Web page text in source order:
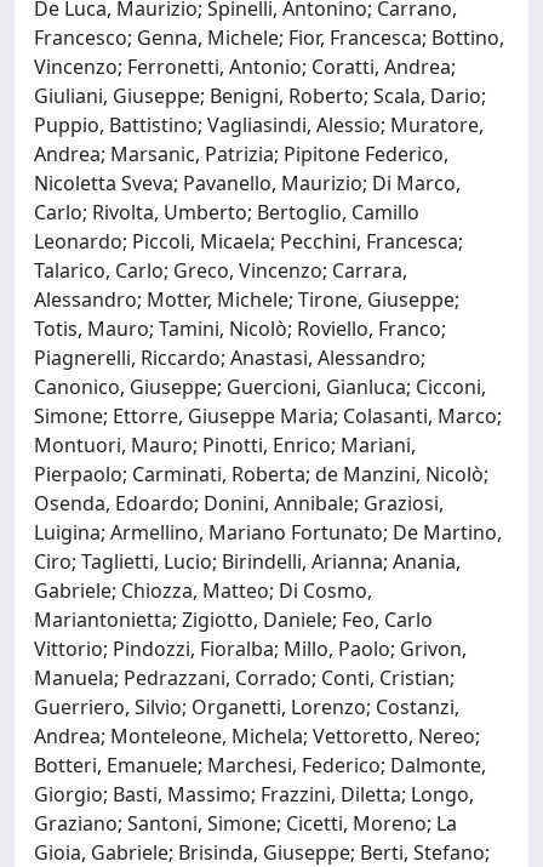
De Luca, Maurizio; Spinelli, Antonino; Carrano,
Francesco; Genna, Michele; Fior, Francesca; Bottino,
Vincenzo; Ferronetti, Antonio; Coratti, Andrea;
Giuliani, Giuseppe; Benigni, Roberto; Scala, Dario;
Puppio, Battistino; Vagliasindi, Alessio; Muratore,
Andrea; Marsanic, Patrizia; Pipitone Federico,
Nicoletta Sveva; Pavanello, Maurizio; Di Marco,
Carlo; Rivolta, Umberto; Bertoglio, Camillo
Leonardo; Piccoli, Micaela; Pecchini, Francesca;
Talarico, Carlo; Greco, Vincenzo; Carrara,
Alessandro; Motter, Michele; Tirone, Giuseppe;
Totis, Mauro; Tamini, Nicolò; Roviello, Franco;
Piagnerelli, Riccardo; Anastasi, Alessandro;
Canonico, Giuseppe; Guercioni, Gianluca; Cicconi,
Simone; Ettorre, Giuseppe Maria; Colasanti, Marco;
Montuori, Mauro; Pinotti, Enrico; Mariani,
Pierpaolo; Carminati, Roberta; de Manzini, Nicolò;
Osenda, Edoardo; Donini, Annibale; Graziosi,
Luigina; Armellino, Mariano Fortunato; De Martino,
Ciro; Taglietti, Lucio; Birindelli, Arianna; Anania,
Gabriele; Chiozza, Matteo; Di Cosmo,
Mariantonietta; Zigiotto, Daniele; Feo, Carlo
Vittorio; Pindozzi, Fioralba; Millo, Paolo; Grivon,
Manuela; Pedrazzani, Corrado; Conti, Cristian;
Guerriero, Silvio; Organetti, Lorenzo; Costanzi,
Andrea; Monteleone, Michela; Vettoretto, Nereo;
Botteri, Emanuele; Marchesi, Federico; Dalmonte,
Giorgio; Basti, Massimo; Frazzini, Diletta; Longo,
Graziano; Santoni, Simone; Cicetti, Moreno; La
Gioia, Gabriele; Brisinda, Giuseppe; Berti, Stefano;